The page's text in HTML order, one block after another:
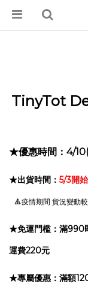
TinyTot
★優惠時間：4/
★出貨時間： 5/3開
🔺疫情期間 貨況變動
★免運門檻：滿990
運費220元
★專屬優惠：滿額